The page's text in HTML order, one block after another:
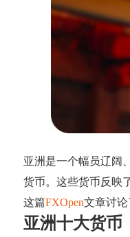
亚洲是一个幅员辽阔
货币。这些货币反映
这篇FXOpen文章讨论
亚洲十大货币